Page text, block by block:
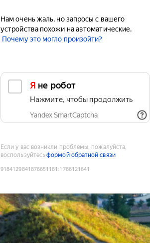
Нам очень жаль, но запросы с вашего
устройства похожи на автоматические.
Почему это могло произойти?
Я не робот
Нажмите, чтобы продолжить
Yandex SmartCaptcha
Если у вас возникли проблемы, пожалуйста,
воспользуйтесьформой обратной связи
9184129841876651181 :1786121641